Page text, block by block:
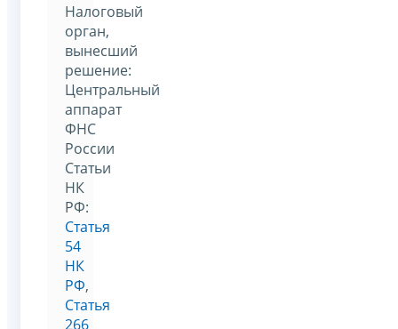
Налоговый
орган,
вынесший
решение:
Центральный
аппарат
ФНС
России
Статьи
НК
РФ:
Статья
54
НК
РФ,
Статья
266